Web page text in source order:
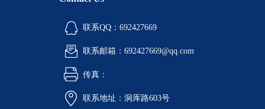
联系QQ：692427669
联系邮箱：692427669@qq.com
传真：
联系地址：洞厍路603号